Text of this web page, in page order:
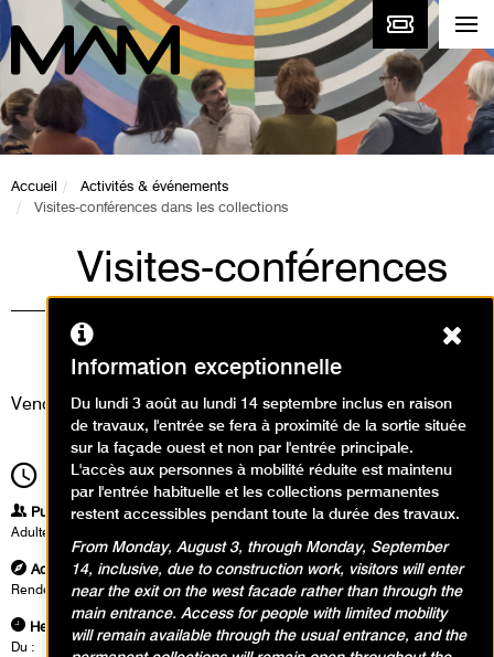
Accueil
Activités & événements
Visites-conférences dans les collections
Visites-conférences
dans les collections
Visites
Vendredi 14 février 2025
12h30Durée1h30
Publics
Adultes
Adresse
Rendez vous dans le hall du musée à l'accueil groupe
Heures
Du :
Information exceptionnelle
Du lundi 3 août au lundi 14 septembre inclus en raison
de travaux, l'entrée se fera à proximité de la sortie située
sur la façade ouest et non par l'entrée principale.
L'accès aux personnes à mobilité réduite est maintenu
par l'entrée habituelle et les collections permanentes
restent accessibles pendant toute la durée des travaux.
From Monday, August 3, through Monday, September
14, inclusive, due to construction work, visitors will enter
near the exit on the west facade rather than through the
main entrance. Access for people with limited mobility
will remain available through the usual entrance, and the